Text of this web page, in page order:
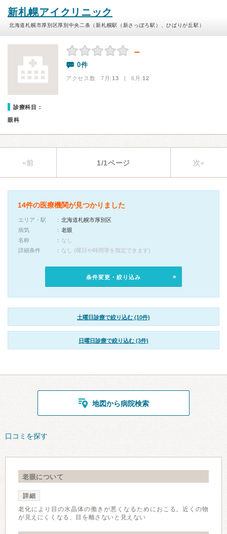
新札幌アイクリニック
北海道札幌市厚別区厚別中央二条（新札幌駅（新さっぽろ駅）、ひばりが丘駅）
－
0件
アクセス数 7月:13 | 6月:12
診療科目：
眼科
«前 1/1ページ 次»
14件の医療機関が見つかりました
エリア・駅
北海道札幌市厚別区
病気
老眼
名称
なし
詳細条件
なし (曜日や時間帯を指定できます)
条件変更・絞り込み
土曜日診療で絞り込む (10件)
日曜日診療で絞り込む (3件)
地図から病院検索
口コミを探す
老眼について
詳細
老化により目の水晶体の働きが悪くなるためにおこる。近くの物
が見えにくくなる、目を離さないと見えない